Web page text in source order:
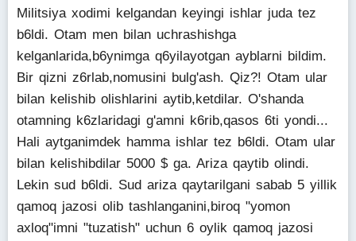
Militsiya xodimi kelgandan keyingi ishlar juda tez
b6ldi. Otam men bilan uchrashishga
kelganlarida,b6ynimga q6yilayotgan ayblarni bildim.
Bir qizni z6rlab,nomusini bulg'ash. Qiz?! Otam ular
bilan kelishib olishlarini aytib,ketdilar. O'shanda
otamning k6zlaridagi g'amni k6rib,qasos 6ti yondi...
Hali aytganimdek hamma ishlar tez b6ldi. Otam ular
bilan kelishibdilar 5000 $ ga. Ariza qaytib olindi.
Lekin sud b6ldi. Sud ariza qaytarilgani sabab 5 yillik
qamoq jazosi olib tashlanganini,biroq "yomon
axloq"imni "tuzatish" uchun 6 oylik qamoq jazosi